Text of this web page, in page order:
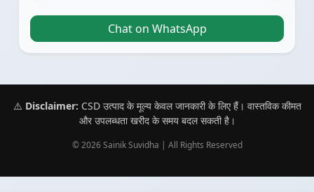
Chat on WhatsApp
⚠️ Disclaimer: CSD उत्पाद के मूल्य केवल जानकारी के लिए हैं। वास्तविक कीमत
और उपलब्धता खरीद के समय बदल सकती है।
© 2026 Sainik Suvidha | All Rights Reserved